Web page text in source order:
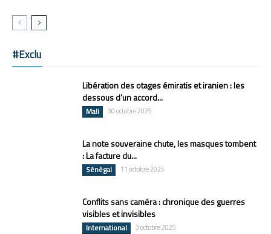
#Exclu
Libération des otages émiratis et iranien : les
dessous d’un accord...
Mali 30 octobre 2025
La note souveraine chute, les masques tombent
: La facture du...
Sénégal 11 octobre 2025
Conflits sans caméra : chronique des guerres
visibles et invisibles
International 3 octobre 2025